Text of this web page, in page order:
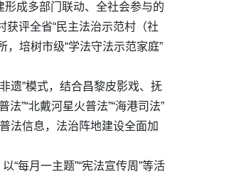
形成多部门联动、全社会参与的
评全省“民主法治示范村（社
培树市级“学法守法示范家庭”
遗”模式，结合昌黎皮影戏、抚
”“北戴河星火普法”“海港司法”
法信息，法治阵地建设全面加
“每月一主题”“宪法宣传周”等活